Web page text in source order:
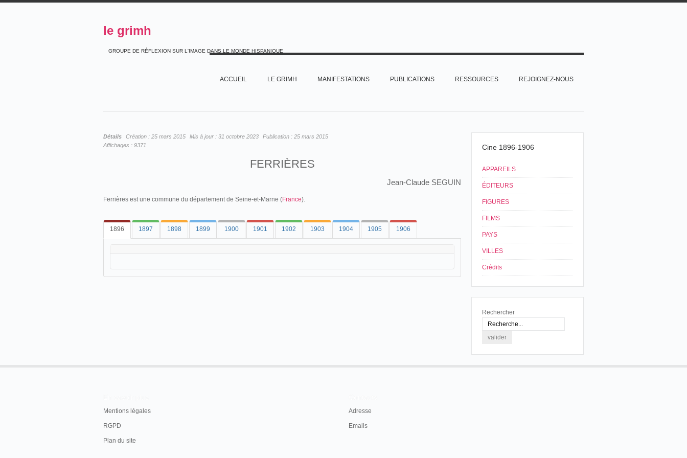
le grimh
GROUPE DE RÉFLEXION SUR L'IMAGE DANS LE MONDE HISPANIQUE
ACCUEIL LE GRIMH MANIFESTATIONS PUBLICATIONS RESSOURCES REJOIGNEZ-NOUS
Détails Création : 25 mars 2015 Mis à jour : 31 octobre 2023 Publication : 25 mars 2015
Affichages : 9371
FERRIÈRES
Jean-Claude SEGUIN
Ferrières est une commune du département de Seine-et-Marne (France).
1896 1897 1898 1899 1900 1901 1902 1903 1904 1905 1906
Cine 1896-1906
APPAREILS
ÉDITEURS
FIGURES
FILMS
PAYS
VILLES
Crédits
Rechercher
Mentions légales
RGPD
Plan du site
Adresse
Emails